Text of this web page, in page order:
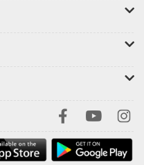
業的一個重要層面，
力、最勇於突破的學
終身對西方古典音樂
1983-2003年間的音樂
論作為文化場域的古典